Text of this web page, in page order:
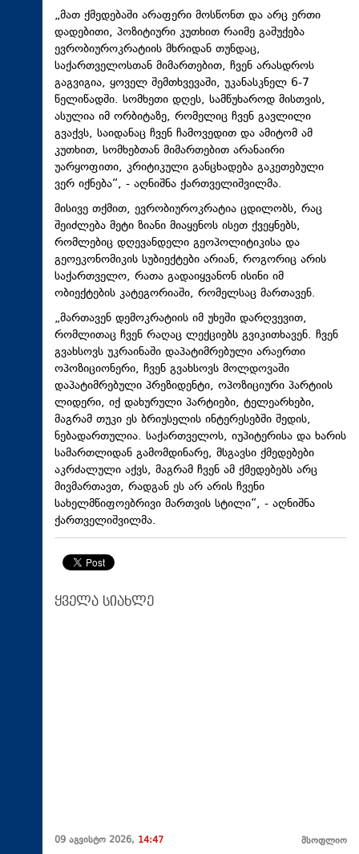
„მათ ქმედებაში არაფერი მოსწონთ და არც ერთი
დადებითი, პოზიტიური კუთხით რაიმე გაშუქება
ევრობიუროკრატიის მხრიდან თუნდაც,
საქართველოსთან მიმართებით, ჩვენ არასდროს
გაგვიგია, ყოველ შემთხვევაში, უკანასკნელ 6-7
წელიწადში. სომხეთი დღეს, სამწუხაროდ მისთვის,
ასულია იმ ორბიტაზე, რომელიც ჩვენ გავლილი
გვაქვს, საიდანაც ჩვენ ჩამოვედით და ამიტომ ამ
კუთხით, სომხებთან მიმართებით არანაირი
უარყოფითი, კრიტიკული განცხადება გაკეთებული
ვერ იქნება“, - აღნიშნა ქართველიშვილმა.
მისივე თქმით, ევრობიუროკრატია ცდილობს, რაც
შეიძლება მეტი ზიანი მიაყენოს ისეთ ქვეყნებს,
რომლებიც დღევანდელი გეოპოლიტიკისა და
გეოეკონომიკის სუბიექტები არიან, როგორიც არის
საქართველო, რათა გადაიყვანონ ისინი იმ
ობიექტების კატეგორიაში, რომელსაც მართავენ.
„მართავენ დემოკრატიის იმ უხეში დარღვევით,
რომლითაც ჩვენ რაღაც ლექციებს გვიკითხავენ. ჩვენ
გვახსოვს უკრაინაში დაპატიმრებული არაერთი
ოპოზიციონერი, ჩვენ გვახსოვს მოლდოვაში
დაპატიმრებული პრეზიდენტი, ოპოზიციური პარტიის
ლიდერი, იქ დახურული პარტიები, ტელეარხები,
მაგრამ თუკი ეს ბრიუსელის ინტერესებში შედის,
ნებადართულია. საქართველოს, იუპიტერისა და ხარის
სამართლიდან გამომდინარე, მსგავსი ქმედებები
აკრძალული აქვს, მაგრამ ჩვენ ამ ქმედებებს არც
მივმართავთ, რადგან ეს არ არის ჩვენი
სახელმწიფოებრივი მართვის სტილი“, - აღნიშნა
ქართველიშვილმა.
ყველა სიახლე
09 აგვისტო 2026, 14:47 მსოფლიო